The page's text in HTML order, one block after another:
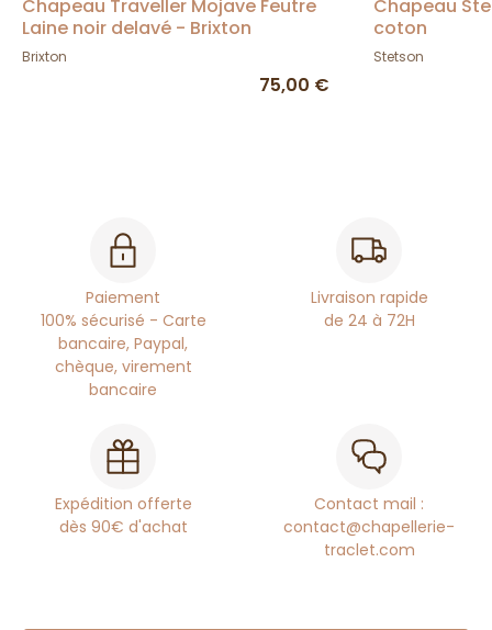
Chapeau Traveller Mojave Feutre
Laine noir delavé - Brixton
Brixton
75,00 €
Chapeau
coton
Stetson
Paiement
100% sécurisé - Carte
bancaire, Paypal,
chèque, virement
bancaire
Livraison rapide
de 24 à 72H
Expédition offerte
dès 90€ d'achat
Contact mail :
contact@chapellerie-
traclet.com